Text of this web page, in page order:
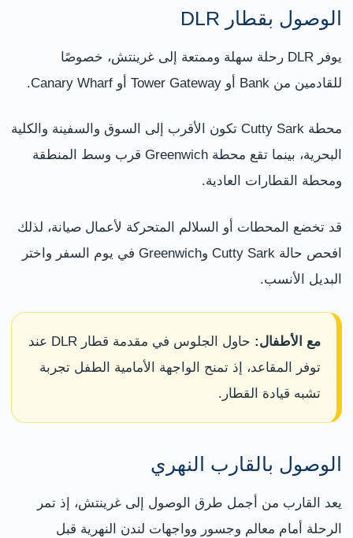
الوصول بقطار DLR
يوفر DLR رحلة سهلة وممتعة إلى غرينتش، خصوصًا
للقادمين من Bank أو Tower Gateway أو Canary Wharf.
محطة Cutty Sark تكون الأقرب إلى السوق والسفينة والكلية
البحرية، بينما تقع محطة Greenwich قرب وسط المنطقة
ومحطة القطارات العادية.
قد تخضع المحطات أو السلالم المتحركة لأعمال صيانة، لذلك
افحص حالة Cutty Sark وGreenwich في يوم السفر واختر
البديل الأنسب.
مع الأطفال:
حاول الجلوس في مقدمة قطار DLR عند
توفر المقاعد، إذ تمنح الواجهة الأمامية الطفل تجربة
تشبه قيادة القطار.
الوصول بالقارب النهري
يعد القارب من أجمل طرق الوصول إلى غرينتش، إذ تمر
الرحلة أمام معالم وجسور وواجهات لندن النهرية قبل